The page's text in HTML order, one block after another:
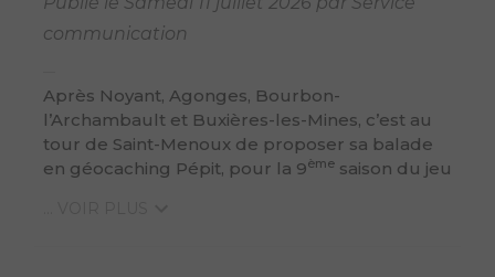
communication
Après Noyant, Agonges, Bourbon-
l’Archambault et Buxières-les-Mines, c’est au
tour de Saint-Menoux de proposer sa balade
en géocaching Pépit, pour la 9ème saison du jeu